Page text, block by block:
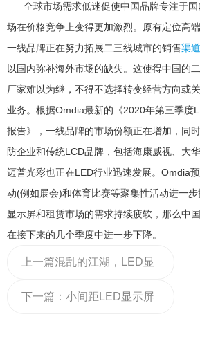
全球市场需求低迷促使中国品牌专注于国
场在价格竞争上变得更加激烈。原有定位高
一线品牌正在努力拓展二三线城市的销售渠道
以国内弥补海外市场的缺失。这使得中国的
厂家难以为继，不得不选择转变经营方向或
业务。根据Omdia最新的《2020年第三季度
报告》，一线品牌的市场份额正在增加，同
防企业和传统LCD品牌，包括海康威视、大
迈普光彩也正在LED行业迅速发展。Omdia
动(例如展会)和体育比赛等聚集性活动进一
显示屏和租赁市场的需求持续疲软，那么中
在接下来的几个季度中进一步下降。
上一篇混乱的江湖，LED显
示屏谁能决胜渠道？
下一篇： 小间距LED显示屏